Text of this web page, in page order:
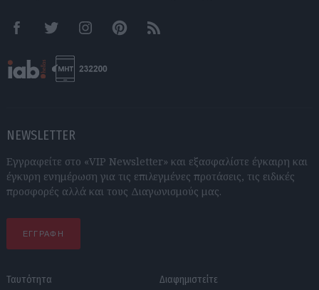
FacebookTwitter InstagramPinterestRSS feeds
NEWSLETTER
Εγγραφείτε στο «VIP Newsletter» και εξασφαλίστε έγκαιρη και
έγκυρη ενημέρωση για τις επιλεγμένες προτάσεις, τις ειδικές
προσφορές αλλά και τους Διαγωνισμούς μας.
ΕΓΓΡΑΦΗ
Ταυτότητα Διαφημιστείτε